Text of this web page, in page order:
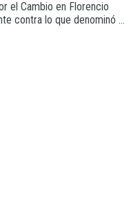
el Cambio en Florencio
contra lo que denominó ...